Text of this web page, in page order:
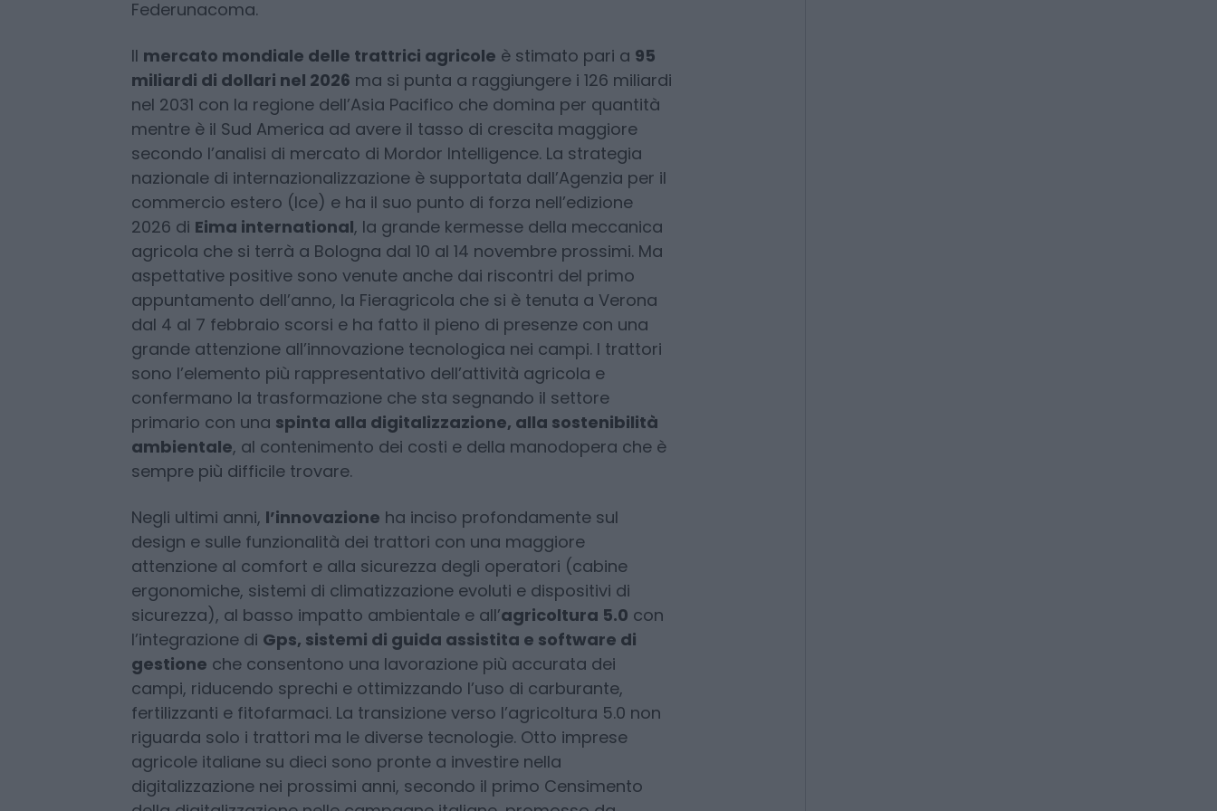
particolare la Cina che ha raggiunto nel 2025 una quota del
con l’offerta di tecnologie a basso prezzo, secondo
Federunacoma.
Il mercato mondiale delle trattrici agricoleè stimato pari a95
miliardi di dollari nel 2026ma si punta a raggiungere i 126 miliardi
nel 2031 con la regione dell’Asia Pacifico che domina per quantità
mentre è il Sud America ad avere il tasso di crescita maggiore
secondo l’analisi di mercato di Mordor Intelligence. La strategia
nazionale di internazionalizzazione è supportata dall’Agenzia per il
commercio estero (Ice) e ha il suo punto di forza nell’edizione
2026 diEima international, la grande kermesse della meccanica
agricola che si terrà a Bologna dal 10 al 14 novembre prossimi. Ma
aspettative positive sono venute anche dai riscontri del primo
appuntamento dell’anno, la Fieragricola che si è tenuta a Verona
dal 4 al 7 febbraio scorsi e ha fatto il pieno di presenze con una
grande attenzione all’innovazione tecnologica nei campi. I trattori
sono l’elemento più rappresentativo dell’attività agricola e
confermano la trasformazione che sta segnando il settore
ambientale, al contenimento dei costi e della manodopera che è
sempre più difficile trovare.
Negli ultimi anni,l’innovazioneha inciso profondamente sul
design e sulle funzionalità dei trattori con una maggiore
attenzione al comfort e alla sicurezza degli operatori (cabine
ergonomiche, sistemi di climatizzazione evoluti e dispositivi di
sicurezza), al basso impatto ambientale e all’agricoltura 5.0
l’integrazione diGps, sistemi di guida assistita e software di
gestioneche consentono una lavorazione più accurata dei
campi, riducendo sprechi e ottimizzando l’uso di carburante,
fertilizzanti e fitofarmaci. La transizione verso l’agricoltura 5.0 non